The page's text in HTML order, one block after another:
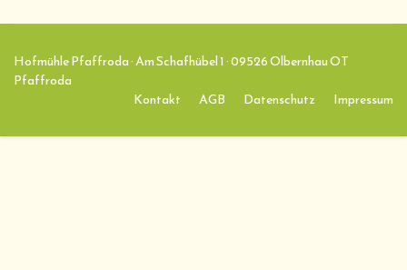
Hofmühle Pfaffroda · Am Schafhübel 1 · 09526 Olbernhau OT
Pfaffroda
Kontakt
AGB Datenschutz Impressum